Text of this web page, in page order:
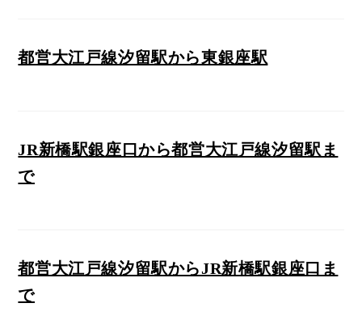
都営大江戸線汐留駅から東銀座駅
JR新橋駅銀座口から都営大江戸線汐留駅ま
で
都営大江戸線汐留駅からJR新橋駅銀座口ま
で